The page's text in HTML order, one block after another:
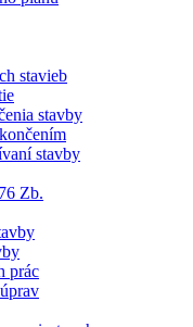
stavieb
stavby
stavby
Zb.
prác